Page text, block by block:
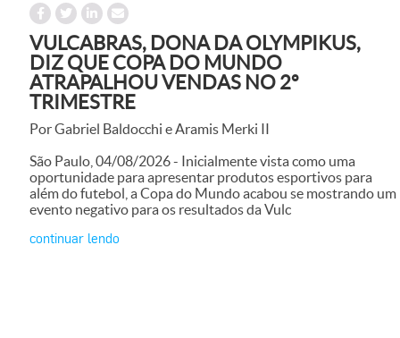
VULCABRAS, DONA DA OLYMPIKUS,
DIZ QUE COPA DO MUNDO
ATRAPALHOU VENDAS NO 2º
TRIMESTRE
Por Gabriel Baldocchi e Aramis Merki II
São Paulo, 04/08/2026 - Inicialmente vista como uma
oportunidade para apresentar produtos esportivos para
além do futebol, a Copa do Mundo acabou se mostrando um
evento negativo para os resultados da Vulc
continuar lendo